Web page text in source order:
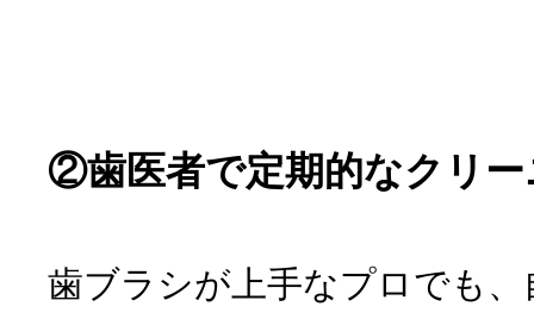
②歯医者で定期的なクリ
歯ブラシが上手なプロでも